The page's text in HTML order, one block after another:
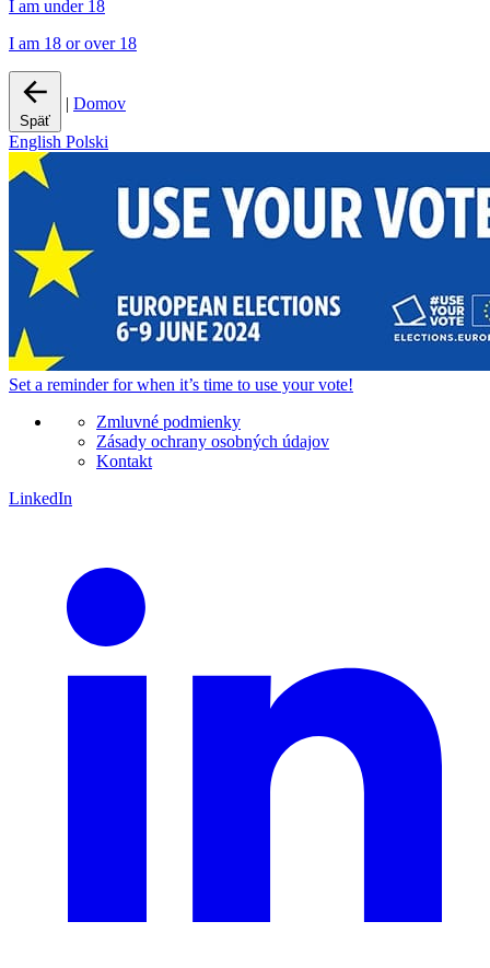
I am under 18
I am 18 or over 18
Späť
| Domov
English Polski
Set a reminderfor when it’s time to use your vote!
Zmluvné podmienky
Zásady ochrany osobných údajov
Kontakt
LinkedIn